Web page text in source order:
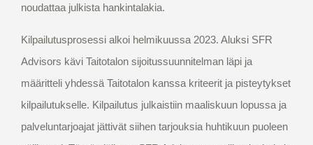
noudattaa julkista hankintalakia.
Kilpailutusprosessi alkoi helmikuussa 2023. Aluksi SFR
Advisors kävi Taitotalon sijoitussuunnitelman läpi ja
määritteli yhdessä Taitotalon kanssa kriteerit ja pisteytykset
kilpailutukselle. Kilpailutus julkaistiin maaliskuun lopussa ja
palveluntarjoajat jättivät siihen tarjouksia huhtikuun puoleen